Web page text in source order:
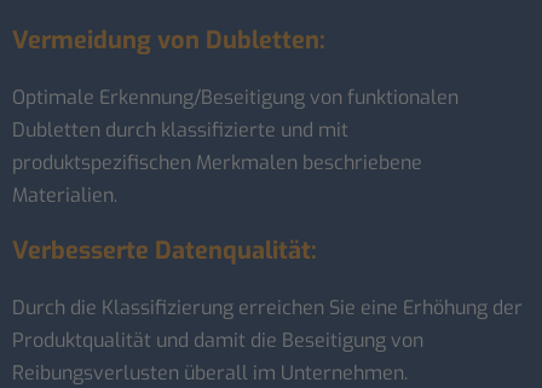
Vermeidung von Dubletten:
Optimale Erkennung/Beseitigung von funktionalen
Dubletten durch klassifizierte und mit
produktspezifischen Merkmalen beschriebene
Materialien.
Verbesserte Datenqualität:
Durch die Klassifizierung erreichen Sie eine Erhöhung der
Produktqualität und damit die Beseitigung von
Reibungsverlusten überall im Unternehmen.